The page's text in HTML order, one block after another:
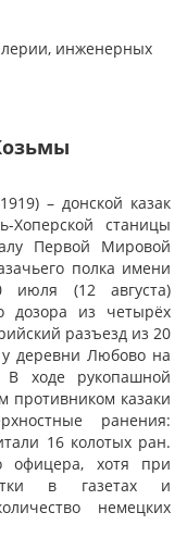
инженерных
– донской казак
Хоперской станицы
Первой Мировой
полка имени
июля (12 августа)
дозора из четырёх
разъезд из 20
деревни Любово на
В ходе рукопашной
противником казаки
ранения:
16 колотых ран.
офицера, хотя при
в газетах и
немецких